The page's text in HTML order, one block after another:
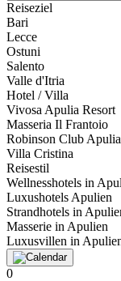
Reiseziel
Bari
Lecce
Ostuni
Salento
Valle d'Itria
Hotel / Villa
Vivosa Apulia Resort
Masseria Il Frantoio
Robinson Club Apulia
Villa Cristina
Reisestil
Wellnesshotels in
Luxushotels Apulien
Strandhotels in
Masserie in Apulien
Luxusvillen in
0